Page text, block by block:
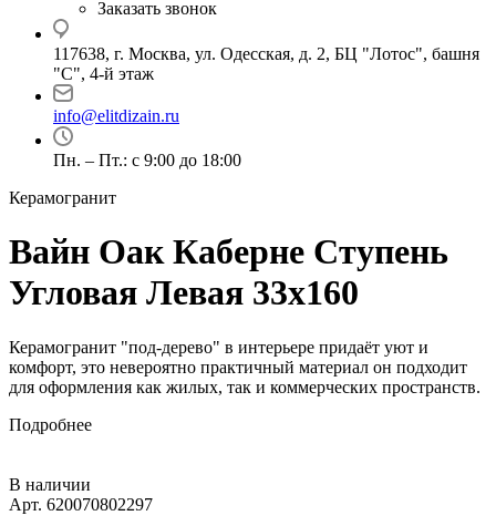
Заказать звонок
117638, г. Москва, ул. Одесская, д. 2, БЦ "Лотос", башня
"С", 4-й этаж
info@elitdizain.ru
Пн. – Пт.: с 9:00 до 18:00
Керамогранит
Вайн Оак Каберне Ступень
Угловая Левая 33х160
Керамогранит "под-дерево" в интерьере придаёт уют и
комфорт, это невероятно практичный материал он подходит
для оформления как жилых, так и коммерческих пространств.
Подробнее
В наличии
Арт. 620070802297